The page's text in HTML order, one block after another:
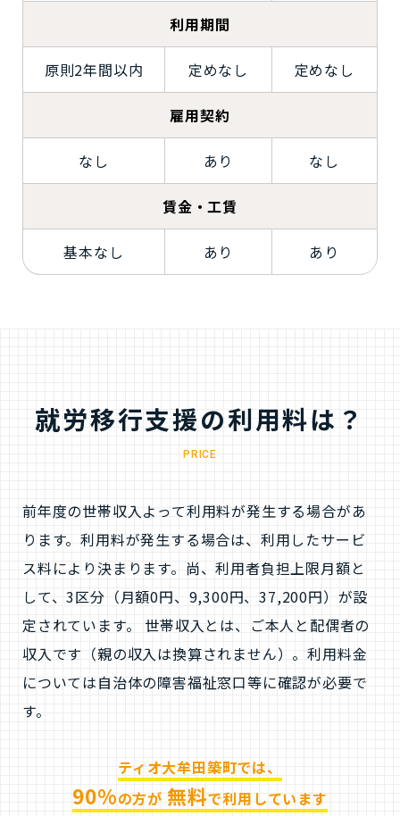
利用期間
原則2年間以内 定めなし 定めなし
雇用契約
なし あり なし
賃金・工賃
基本なし あり あり
就労移行支援の利用料は？
PRICE
前年度の世帯収⼊よって利⽤料が発⽣する場合があ
ります。利⽤料が発⽣する場合は、利⽤したサービ
ス料により決まります。尚、利⽤者負担上限⽉額と
して、3区分（⽉額0円、9,300円、37,200円）が設
定されています。 世帯収⼊とは、ご本⼈と配偶者の
収⼊です（親の収⼊は換算されません）。利⽤料⾦
については⾃治体の障害福祉窓⼝等に確認が必要で
す。
ティオ大牟田築町では、
90%の方が 無料で利用しています